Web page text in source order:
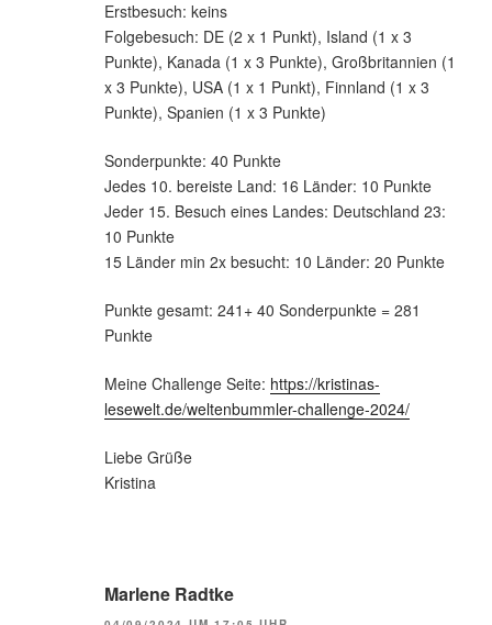
Erstbesuch: keins
Folgebesuch: DE (2 x 1 Punkt), Island (1 x 3
Punkte), Kanada (1 x 3 Punkte), Großbritannien (1
x 3 Punkte), USA (1 x 1 Punkt), Finnland (1 x 3
Punkte), Spanien (1 x 3 Punkte)
Sonderpunkte: 40 Punkte
Jedes 10. bereiste Land: 16 Länder: 10 Punkte
Jeder 15. Besuch eines Landes: Deutschland 23:
10 Punkte
15 Länder min 2x besucht: 10 Länder: 20 Punkte
Punkte gesamt: 241+ 40 Sonderpunkte = 281
Punkte
Meine Challenge Seite: https://kristinas-
lesewelt.de/weltenbummler-challenge-2024/
Liebe Grüße
Kristina
Marlene Radtke